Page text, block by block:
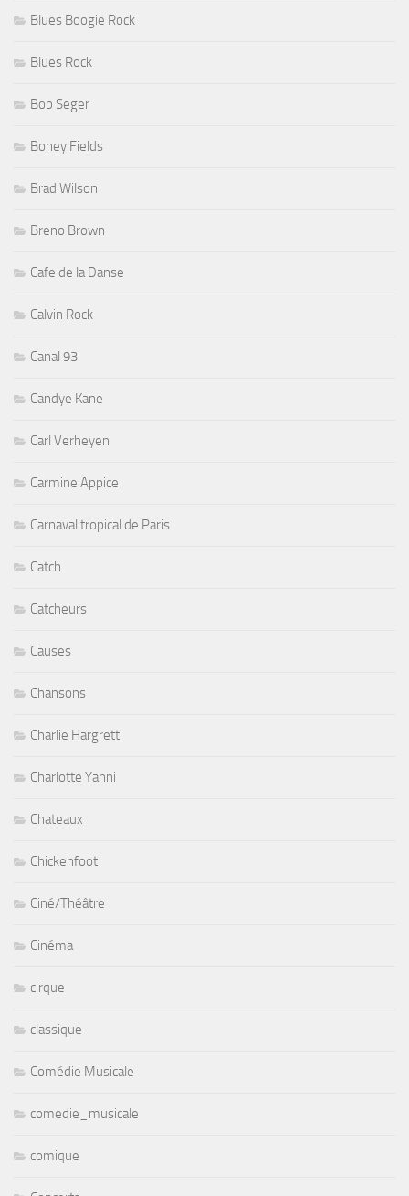
Blues Boogie Rock
Blues Rock
Bob Seger
Boney Fields
Brad Wilson
Breno Brown
Cafe de la Danse
Calvin Rock
Canal 93
Candye Kane
Carl Verheyen
Carmine Appice
Carnaval tropical de Paris
Catch
Catcheurs
Causes
Chansons
Charlie Hargrett
Charlotte Yanni
Chateaux
Chickenfoot
Ciné/Théâtre
Cinéma
cirque
classique
Comédie Musicale
comedie_musicale
comique